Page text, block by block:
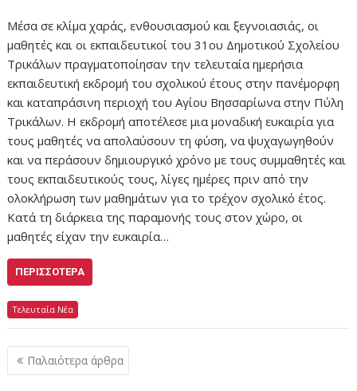
Μέσα σε κλίμα χαράς, ενθουσιασμού και ξεγνοιασιάς, οι
μαθητές και οι εκπαιδευτικοί του 31ου Δημοτικού Σχολείου
Τρικάλων πραγματοποίησαν την τελευταία ημερήσια
εκπαιδευτική εκδρομή του σχολικού έτους στην πανέμορφη
και καταπράσινη περιοχή του Αγίου Βησσαρίωνα στην Πύλη
Τρικάλων. Η εκδρομή αποτέλεσε μια μοναδική ευκαιρία για
τους μαθητές να απολαύσουν τη φύση, να ψυχαγωγηθούν
και να περάσουν δημιουργικό χρόνο με τους συμμαθητές και
τους εκπαιδευτικούς τους, λίγες ημέρες πριν από την
ολοκλήρωση των μαθημάτων για το τρέχον σχολικό έτος.
Κατά τη διάρκεια της παραμονής τους στον χώρο, οι
μαθητές είχαν την ευκαιρία…
ΠΕΡΙΣΣΌΤΕΡΑ
Τελευταία Νέα
Πλοήγηση
άρθρων
Παλαιότερα άρθρα